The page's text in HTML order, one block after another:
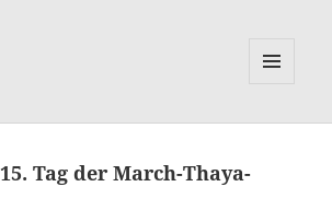
WIDGETS
15. Tag der March-Thaya-